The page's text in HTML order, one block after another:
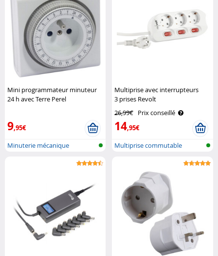
Mini programmateur minuteur
24 h avec Terre Perel
9,95€
Minuterie mécanique
Multiprise avec interrupteurs
3 prises Revolt
26,99€ Prix conseillé
14,95€
Multiprise commutable